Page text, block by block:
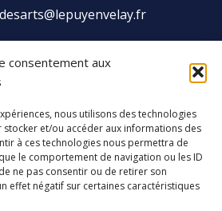
consentement aux
nous utilisons des technologies
et/ou accéder aux informations des
à ces technologies nous permettra de
le comportement de navigation ou les ID
ne pas consentir ou de retirer son
effet négatif sur certaines caractéristiques
à la newsletter